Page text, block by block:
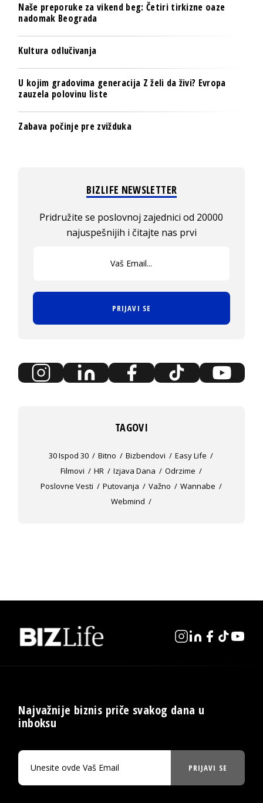
Naše preporuke za vikend beg: Četiri tirkizne oaze
nadomak Beograda
Kultura odlučivanja
U kojim gradovima generacija Z želi da živi? Evropa
zauzela polovinu liste
Zabava počinje pre zvižduka
BIZLIFE NEWSLETTER
Pridružite se poslovnoj zajednici od 20000
najuspešnijih i čitajte nas prvi
PRIJAVI SE
TAGOVI
30 Ispod 30 Bitno Bizbendovi
Easy Life
Filmovi
HR Izjava Dana
Odrzime
Poslovne Vesti
Putovanja Važno
Wannabe
Webmind
Najvažnije biznis priče svakog dana u
inboksu
PRIJAVI SE